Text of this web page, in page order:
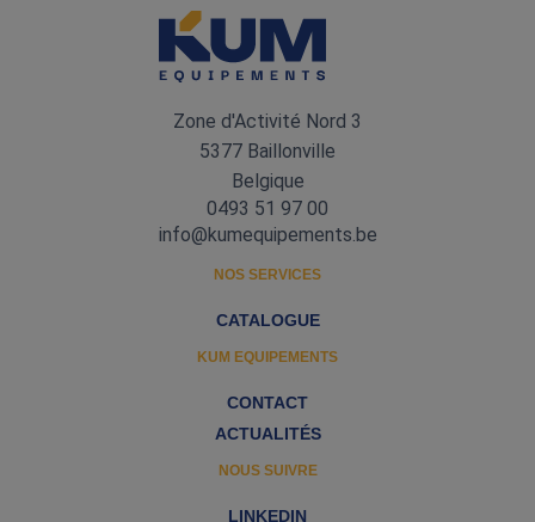
Zone d'Activité Nord 3
5377 Baillonville
Belgique
0493 51 97 00
info@kumequipements.be
NOS SERVICES
CATALOGUE
KUM EQUIPEMENTS
CONTACT
ACTUALITÉS
NOUS SUIVRE
LINKEDIN